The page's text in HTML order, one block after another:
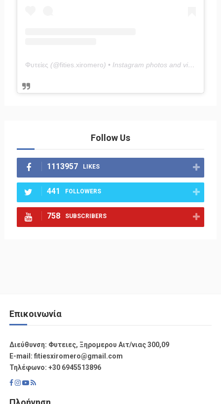
Φυτείες (@fities.xiromero) • Instagram photos and videos
Follow Us
1113957 LIKES
441 FOLLOWERS
758 SUBSCRIBERS
Επικοινωνία
Διεύθυνση: Φυτειες, Ξηρομερου Αιτ/νιας 300,09
Ε-mail: fitiesxiromero@gmail.com
Τηλέφωνο: +30 6945513896